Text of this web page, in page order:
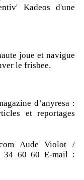
Kadeos d'une
joue et navigue
le frisbee.
d’anyresa :
et reportages
Aude Violot /
34 60 60 E-mail :